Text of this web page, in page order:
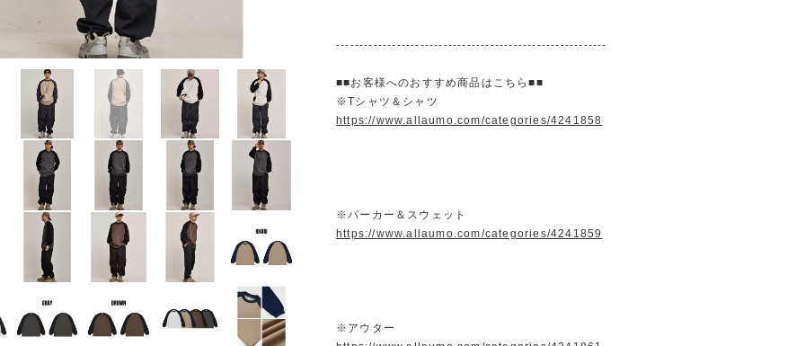
----------------------------------------------------------
■■お客様へのおすすめ商品はこちら■■
※Tシャツ＆シャツ
https://www.allaumo.com/categories/4241858
※パーカー＆スウェット
https://www.allaumo.com/categories/4241859
※アウター